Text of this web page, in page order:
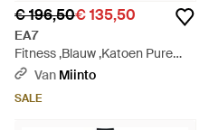
€ 196,50€ 135,50
EA7
Fitness ,Blauw ,Katoen Pure
Cotton Trainingspak - Blauw
Van Miinto
SALE